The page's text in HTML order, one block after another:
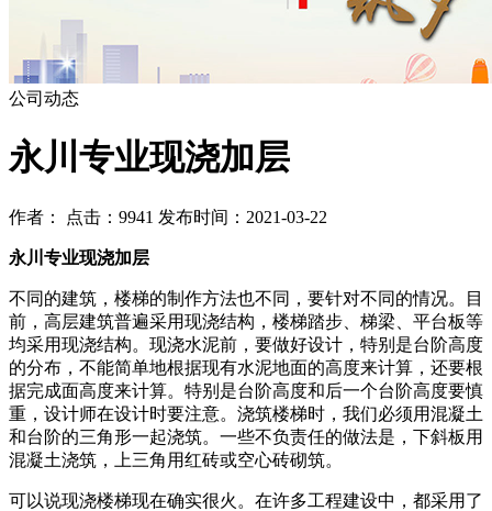
公司动态
永川专业现浇加层
作者： 点击：9941 发布时间：2021-03-22
永川专业现浇加层
不同的建筑，楼梯的制作方法也不同，要针对不同的情况。目
前，高层建筑普遍采用现浇结构，楼梯踏步、梯梁、平台板等
均采用现浇结构。现浇水泥前，要做好设计，特别是台阶高度
的分布，不能简单地根据现有水泥地面的高度来计算，还要根
据完成面高度来计算。特别是台阶高度和后一个台阶高度要慎
重，设计师在设计时要注意。浇筑楼梯时，我们必须用混凝土
和台阶的三角形一起浇筑。一些不负责任的做法是，下斜板用
混凝土浇筑，上三角用红砖或空心砖砌筑。
可以说现浇楼梯现在确实很火。在许多工程建设中，都采用了